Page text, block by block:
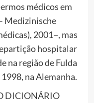
médicos em
Medizinische
2001−, mas
hospitalar
na região de Fulda
na Alemanha.
DICIONÁRIO